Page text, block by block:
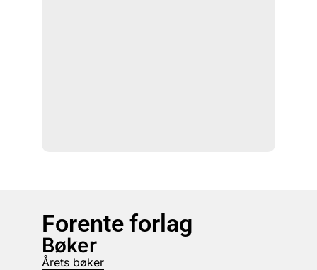
Forente forlag
Bøker
Årets bøker